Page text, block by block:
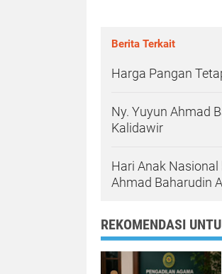
Berita Terkait
Harga Pangan
Ny. Yuyun Ahmad
Kalidawir
Hari Anak
Ahmad Baharudin
REKOMENDASI